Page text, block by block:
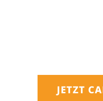
JETZT